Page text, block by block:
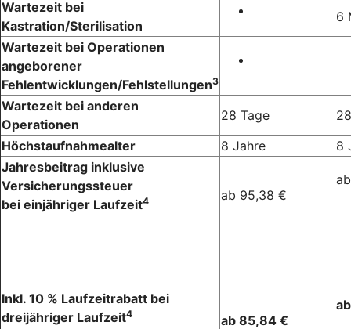
Wartezeit bei
Kastration/Sterilisation
6
Wartezeit bei Operationen
angeborener
Fehlentwicklungen/Fehlstellungen3
Wartezeit bei anderen
Operationen
28 Tage
Höchstaufnahmealter
8 Jahre
8
Jahresbeitrag inklusive
Versicherungssteuer
bei einjähriger Laufzeit4
Inkl. 10 % Laufzeitrabatt bei
dreijähriger Laufzeit4
ab 95,38 €
ab 85,84 €